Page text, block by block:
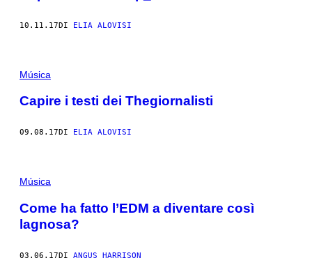
10.11.17DI ELIA ALOVISI
Música
Capire i testi dei Thegiornalisti
09.08.17DI ELIA ALOVISI
Música
Come ha fatto l’EDM a diventare così
lagnosa?
03.06.17DI ANGUS HARRISON